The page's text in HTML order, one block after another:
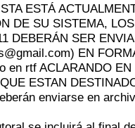
ESTÁ
DE SU SISTEMA,
DEBERÁN SER
EN
en rtf ACLARANDO EN
ESTAN
enviarse en